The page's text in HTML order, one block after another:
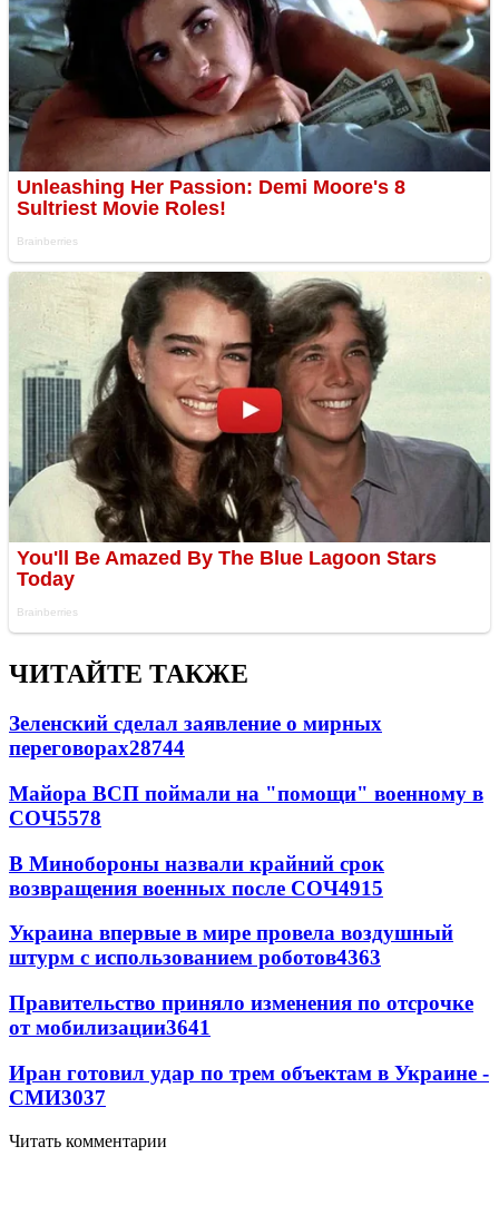
ЧИТАЙТЕ ТАКЖЕ
Зеленский сделал заявление о мирных
переговорах28744
Майора ВСП поймали на "помощи" военному в
СОЧ5578
В Минобороны назвали крайний срок
возвращения военных после СОЧ4915
Украина впервые в мире провела воздушный
штурм с использованием роботов4363
Правительство приняло изменения по отсрочке
от мобилизации3641
Иран готовил удар по трем объектам в Украине -
СМИ3037
Читать комментарии